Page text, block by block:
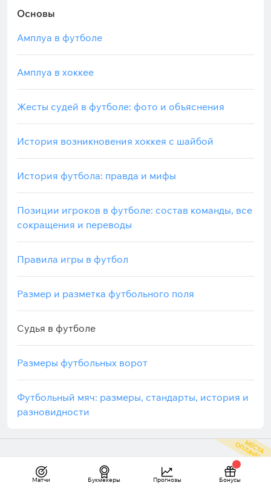
Основы
Амплуа в футболе
Амплуа в хоккее
Жесты судей в футболе: фото и объяснения
История возникновения хоккея с шайбой
История футбола: правда и мифы
Позиции игроков в футболе: состав команды, все
сокращения и переводы
Правила игры в футбол
Размер и разметка футбольного поля
Судья в футболе
Размеры футбольных ворот
Футбольный мяч: размеры, стандарты, история и
разновидности
М
Е
С
Т
А
О
П
Л
А
Ч
Е
Н
Ы
Легальные букмекерские конторы
Матчи Букмекеры Прогнозы Бонусы